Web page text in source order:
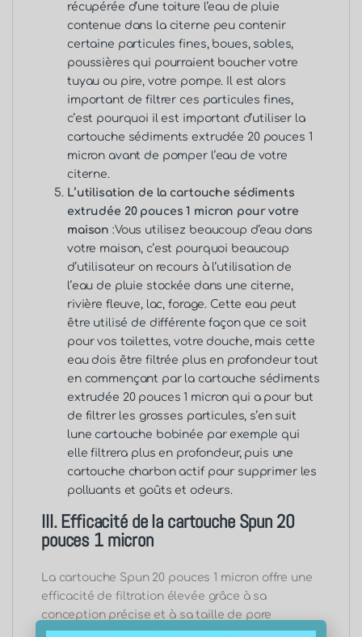
récupérée d’une toiture l’eau de pluie
contenue dans la citerne peu contenir
certaine particules fines, boues, sables,
poussières qui pourraient boucher votre
tuyau ou pire, votre pompe. Il est alors
important de filtrer ces particules fines,
c’est pourquoi il est important d’utiliser la
cartouche sédiments extrudée 20 pouces 1
micron avant de pomper l’eau de votre
citerne.
L’utilisation de la cartouche sédiments
extrudée 20 pouces 1 micron pour votre
maison :Vous utilisez beaucoup d’eau dans
votre maison, c’est pourquoi beaucoup
d’utilisateur on recours à l’utilisation de
l’eau de pluie stockée dans une citerne,
rivière fleuve, lac, forage. Cette eau peut
être utilisé de différente façon que ce soit
pour vos toilettes, votre douche, mais cette
eau dois être filtrée plus en profondeur tout
en commençant par la cartouche sédiments
extrudée 20 pouces 1 micron qui a pour but
de filtrer les grosses particules, s’en suit
lune cartouche bobinée par exemple qui
elle filtrera plus en profondeur, puis une
cartouche charbon actif pour supprimer les
polluants et goûts et odeurs.
III. Efficacité de la cartouche Spun 20
pouces 1 micron
La cartouche Spun 20 pouces 1 micron offre une
efficacité de filtration élevée grâce à sa
conception précise et à sa taille de pore
optimale. Elle est capable de retenir les